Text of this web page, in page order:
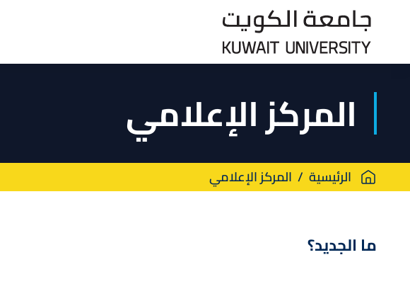
المركز الإعلامي
Breadcrumb
الرئيسية المركز الإعلامي
ما الجديد؟